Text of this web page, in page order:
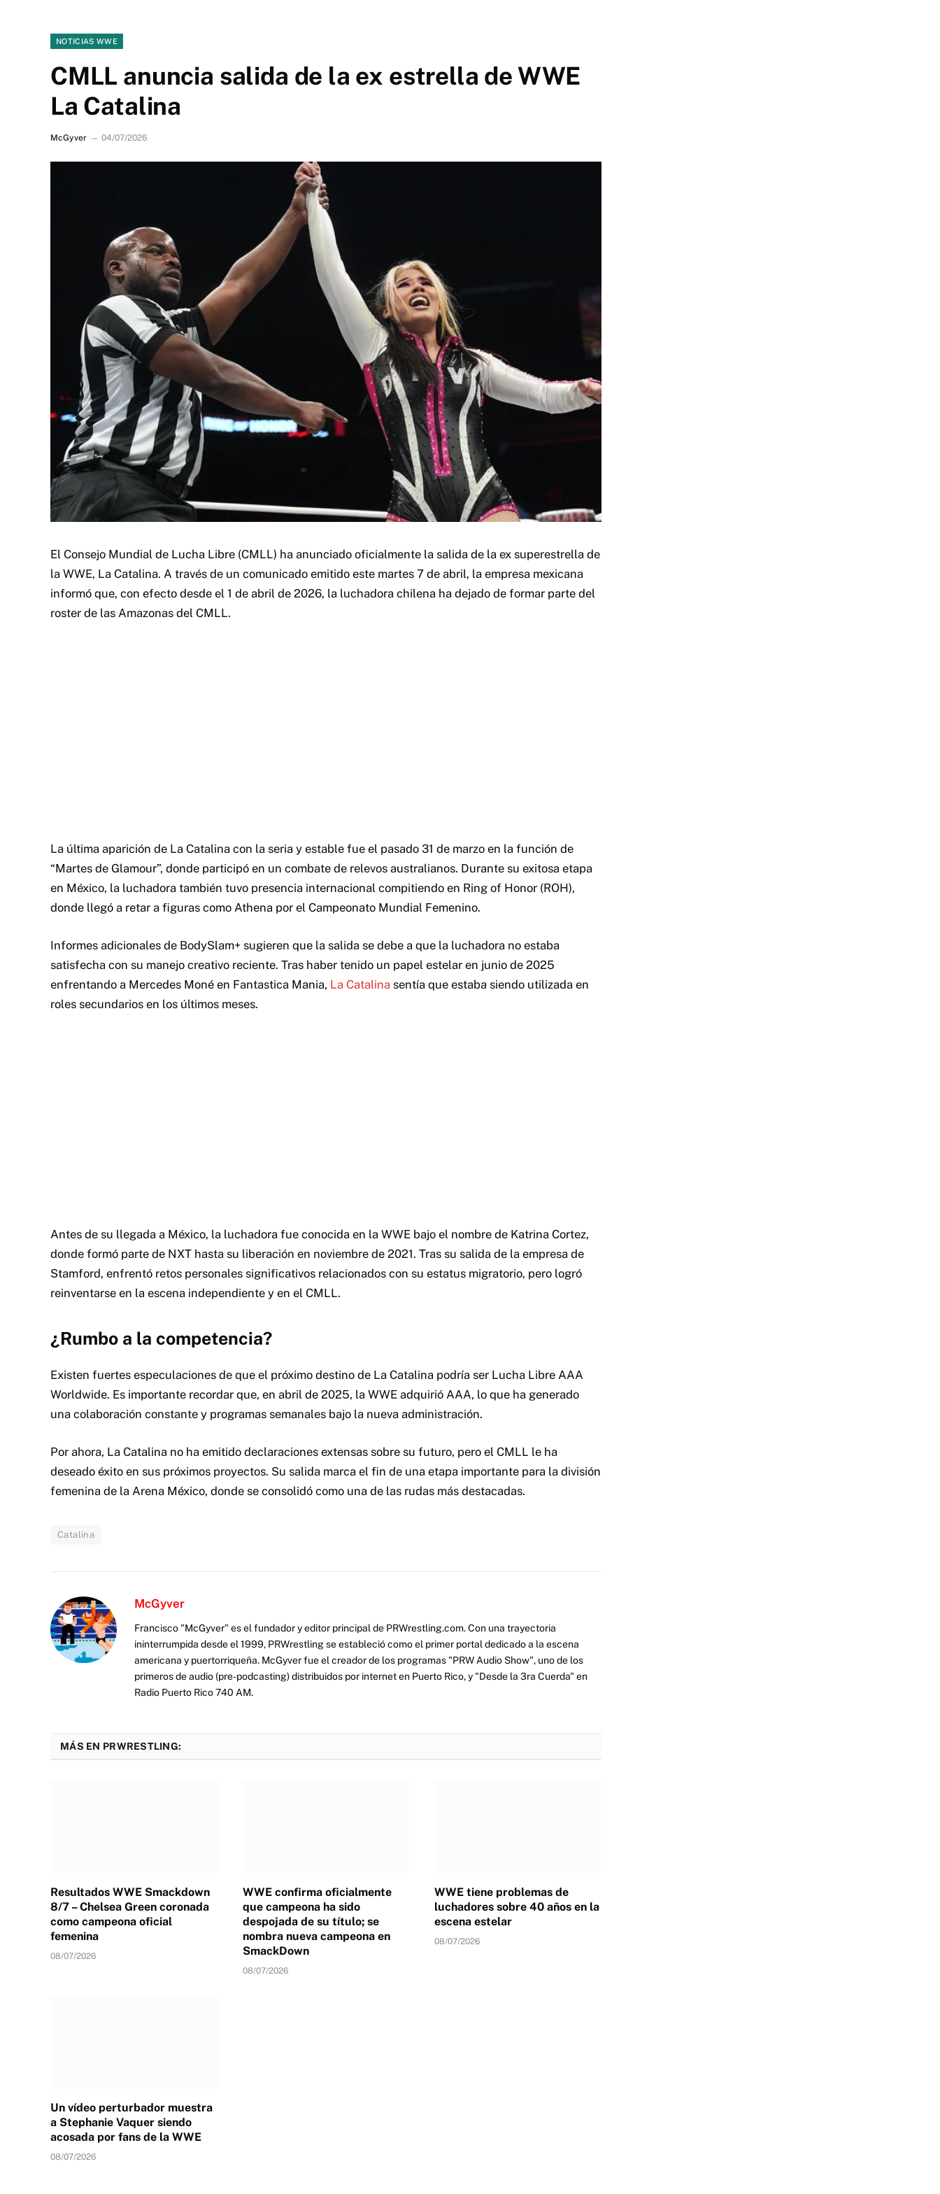
NOTICIAS WWE
CMLL anuncia salida de la ex estrella de WWE
La Catalina
McGyver 04/07/2026
El Consejo Mundial de Lucha Libre (CMLL) ha anunciado oficialmente la salida de la ex superestrella de
la WWE, La Catalina. A través de un comunicado emitido este martes 7 de abril, la empresa mexicana
informó que, con efecto desde el 1 de abril de 2026, la luchadora chilena ha dejado de formar parte del
roster de las Amazonas del CMLL.
La última aparición de La Catalina con la seria y estable fue el pasado 31 de marzo en la función de
“Martes de Glamour”, donde participó en un combate de relevos australianos. Durante su exitosa etapa
en México, la luchadora también tuvo presencia internacional compitiendo en Ring of Honor (ROH),
donde llegó a retar a figuras como Athena por el Campeonato Mundial Femenino.
Informes adicionales de BodySlam+ sugieren que la salida se debe a que la luchadora no estaba
satisfecha con su manejo creativo reciente. Tras haber tenido un papel estelar en junio de 2025
enfrentando a Mercedes Moné en Fantastica Mania, La Catalina sentía que estaba siendo utilizada en
roles secundarios en los últimos meses.
Antes de su llegada a México, la luchadora fue conocida en la WWE bajo el nombre de Katrina Cortez,
donde formó parte de NXT hasta su liberación en noviembre de 2021. Tras su salida de la empresa de
Stamford, enfrentó retos personales significativos relacionados con su estatus migratorio, pero logró
reinventarse en la escena independiente y en el CMLL.
¿Rumbo a la competencia?
Existen fuertes especulaciones de que el próximo destino de La Catalina podría ser Lucha Libre AAA
Worldwide. Es importante recordar que, en abril de 2025, la WWE adquirió AAA, lo que ha generado
una colaboración constante y programas semanales bajo la nueva administración.
Por ahora, La Catalina no ha emitido declaraciones extensas sobre su futuro, pero el CMLL le ha
deseado éxito en sus próximos proyectos. Su salida marca el fin de una etapa importante para la división
femenina de la Arena México, donde se consolidó como una de las rudas más destacadas.
Catalina
McGyver
Francisco "McGyver" es el fundador y editor principal de PRWrestling.com. Con una trayectoria
ininterrumpida desde el 1999, PRWrestling se estableció como el primer portal dedicado a la escena
americana y puertorriqueña. McGyver fue el creador de los programas "PRW Audio Show", uno de los
primeros de audio (pre-podcasting) distribuidos por internet en Puerto Rico, y "Desde la 3ra Cuerda" en
Radio Puerto Rico 740 AM.
MÁS EN PRWRESTLING:
Resultados WWE Smackdown
8/7 – Chelsea Green coronada
como campeona oficial
femenina
08/07/2026
WWE confirma oficialmente
que campeona ha sido
despojada de su título; se
nombra nueva campeona en
SmackDown
08/07/2026
WWE tiene problemas de
luchadores sobre 40 años en la
escena estelar
08/07/2026
Un vídeo perturbador muestra
a Stephanie Vaquer siendo
acosada por fans de la WWE
08/07/2026